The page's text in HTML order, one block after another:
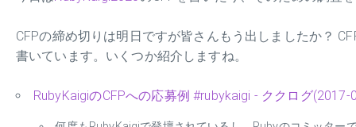
CFPの締め切りは明日ですが皆さんもう出しましたか？
書いています。いくつか紹介しますね。
RubyKaigiのCFPへの応募例 #rubykaigi - ククログ(2017-